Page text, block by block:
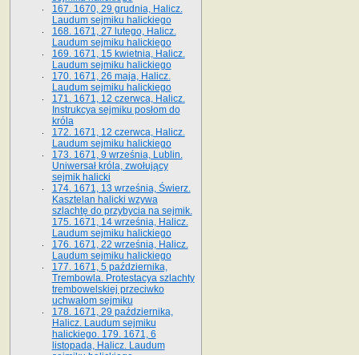
167. 1670, 29 grudnia, Halicz.
Laudum sejmiku halickiego
168. 1671, 27 lutego, Halicz.
Laudum sejmiku halickiego
169. 1671, 15 kwietnia, Halicz.
Laudum sejmiku halickiego
170. 1671, 26 maja, Halicz.
Laudum sejmiku halickiego
171. 1671, 12 czerwca, Halicz.
Instrukcya sejmiku posłom do
króla
172. 1671, 12 czerwca, Halicz.
Laudum sejmiku halickiego
173. 1671, 9 września, Lublin.
Uniwersał króla, zwołujący
sejmik halicki
174. 1671, 13 września, Świerz.
Kasztelan halicki wzywa
szlachtę do przybycia na sejmik.
175. 1671, 14 września, Halicz.
Laudum sejmiku halickiego
176. 1671, 22 września, Halicz.
Laudum sejmiku halickiego
177. 1671, 5 października,
Trembowla. Protestacya szlachty
trembowelskiej przeciwko
uchwałom sejmiku
178. 1671, 29 października,
Halicz. Laudum sejmiku
halickiego. 179. 1671, 6
listopada, Halicz. Laudum